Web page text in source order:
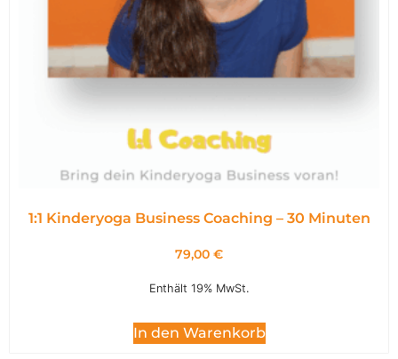
1:1 Kinderyoga Business Coaching – 30 Minuten
79,00 €
Enthält 19% MwSt.
In den Warenkorb